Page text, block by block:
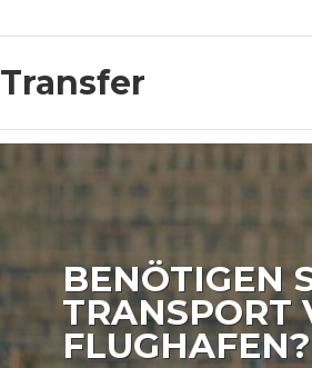
Transfer
BENÖTIGEN
TRANSPORT
FLUGHAFEN?